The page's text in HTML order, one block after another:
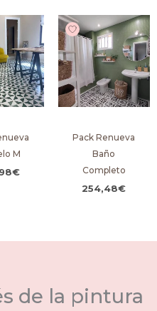
M
€
Pack Renueva
Baño
Completo
254,48€
de la pintura